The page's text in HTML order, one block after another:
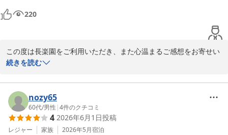
220
この度は長楽園をご利用いただき、また心温まるご感想をお寄せい
ただき誠にありがとうございます。
ム、お食事、そしてスタッフのおもてなしに至るまで、ご満足いた
だけたとのお言葉を頂戴し、大変嬉しく拝読いたしました。
また、当館自慢の日本一の混浴露天風呂や玉造温泉の湯を「まるで
化粧水のよう」とご評価いただき、心身ともに癒しのひとときをお
過ごしいただけたご様子に、スタッフ一同大変嬉しく存じます。
続きを読む
nozy65
60代/男性 |4件のクチコミ
4 2026年6月1日投稿
レジャー 家族 2026年5月宿泊